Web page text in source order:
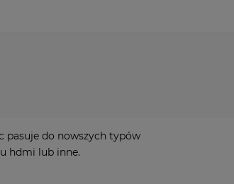
pasuje do nowszych typów
hdmi lub inne.